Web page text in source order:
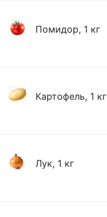
Помидор, 1 кг
Картофель, 1 кг
Лук, 1 кг